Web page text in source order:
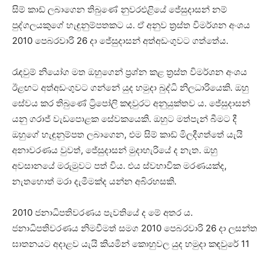
සිම් කාඩ් ලබාගෙන තිබුණේ නුවරඑළියේ ජේසුදාසන් නම්
පුද්ගලයකුගේ හැඳුනුම්පතකට ය. ඒ අනුව ත්‍රස්ත විමර්ශන අංශය
2010 පෙබරවාරි 26 දා ජේසුදාසන් අත්අඩංගුවට ගත්තේය.
රැඳවුම් නියෝග මත ඔහුගෙන් ප්‍රශ්න කළ ත්‍රස්ත විමර්ශන අංශය
ඊළඟට අත්අඩංගුවට ගන්නේ යුද හමුදා බුද්ධි නිලධාරියෙකි. ඔහු
සේවය කර තිබුණේ ට්‍රිපෝලි කඳවුරට අනුයුක්තව ය. ජේසුදාසන්
යනු ගරාජ් වැඩපොළක සේවකයෙකි. ඔහුට මත්පැන් බීමට දී
ඔහුගේ හැඳුනුම්පත ලබාගෙන, එම සිම් කාඩ් මිලදීගත්තේ යැයි
අනාවරණය වුවත්, ජේසුදාසන් මුදාහැරියේ ද නැත. ඔහු
අවසානයේ මරුමුවට පත් විය. එය ස්වභාවික මරණයක්ද,
නැතහොත් මරා දැමීමක්ද යන්න අබිරහසකි.
2010 ජනාධිපතිවරණය පැවතියේ ද මේ අතර ය.
ජනාධිපතිවරණය නිමවීමත් සමග 2010 පෙබරවාරි 26 දා ලසන්ත
ඝාතනයට අදාළව යැයි කියමින් කොහුවල යුද හමුදා කඳවුරේ 11